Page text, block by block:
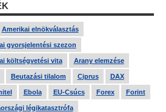
Amerikai elnökválasztás
gyorsjelentési szezon
költségvetési vita Arany elemzése
Beutazási tilalom Ciprus DAX
Ebola EU-Csúcs Forex Forint
légikatasztrófa